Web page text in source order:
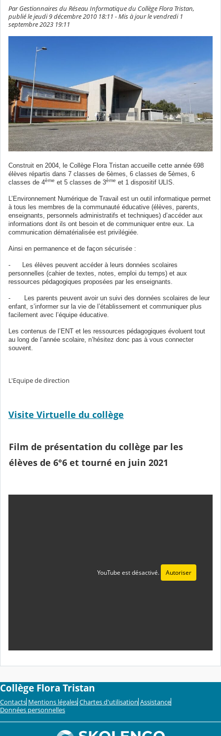
Par Gestionnaires du Réseau Informatique du Collège Flora Tristan,
publié le jeudi 9 décembre 2010 18:11 - Mis à jour le vendredi 1
septembre 2023 19:11
Construit en 2004, le Collège Flora Tristan accueille cette année 698
élèves répartis dans 7 classes de 6èmes, 6 classes de 5èmes, 6
classes de 4ème et 5 classes de 3ème et 1 dispositif ULIS.
L’Environnement Numérique de Travail est un outil informatique permet
à tous les membres de la communauté éducative (élèves, parents,
enseignants, personnels administratifs et techniques) d’accéder aux
informations dont ils ont besoin et de communiquer entre eux. La
communication dématérialisée est privilégiée.
Ainsi en permanence et de façon sécurisée :
- Les élèves peuvent accéder à leurs données scolaires
personnelles (cahier de textes, notes, emploi du temps) et aux
ressources pédagogiques proposées par les enseignants.
- Les parents peuvent avoir un suivi des données scolaires de leur
enfant, s’informer sur la vie de l’établissement et communiquer plus
facilement avec l’équipe éducative.
Les contenus de l’ENT et les ressources pédagogiques évoluent tout
au long de l’année scolaire, n’hésitez donc pas à vous connecter
souvent.
L'Equipe de direction
Visite Virtuelle du collège
Film de présentation du collège par les
élèves de 6°6 et tourné en juin 2021
YouTube est désactivé. Autoriser
Collège Flora Tristan
Contacts Mentions légales Chartes d'utilisation Assistance
Données personnelles